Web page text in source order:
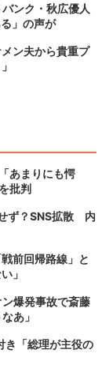
ンク・秋広優人
」の声が
ン夫から貴重プ
あまりにも愕
批判
ず？SNS拡散 内
前回帰路線」と
」
爆発事故で斎藤
あ」
「総理が主役の